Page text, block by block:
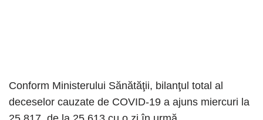
Conform Ministerului Sănătăţii, bilanţul total al
deceselor cauzate de COVID-19 a ajuns miercuri la